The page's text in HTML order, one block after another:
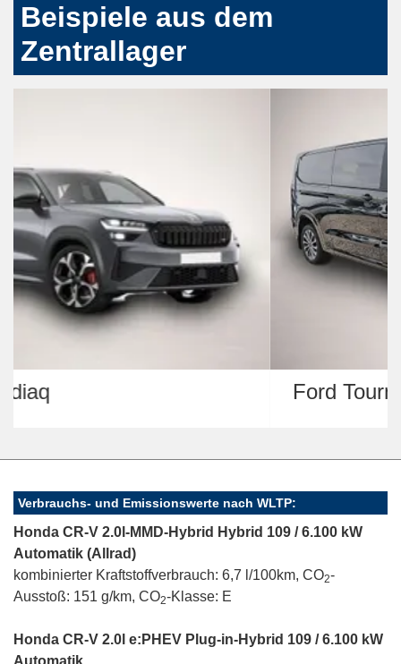
Beispiele aus dem
Zentrallager
Ford Tourneo Custom
Verbrauchs- und Emissionswerte nach WLTP:
Honda CR-V 2.0l-MMD-Hybrid Hybrid 109 / 6.100 kW
Automatik (Allrad)
kombinierter Kraftstoffverbrauch: 6,7 l/100km, CO2-
Ausstoß: 151 g/km, CO2-Klasse: E
Honda CR-V 2.0l e:PHEV Plug-in-Hybrid 109 / 6.100 kW
Automatik